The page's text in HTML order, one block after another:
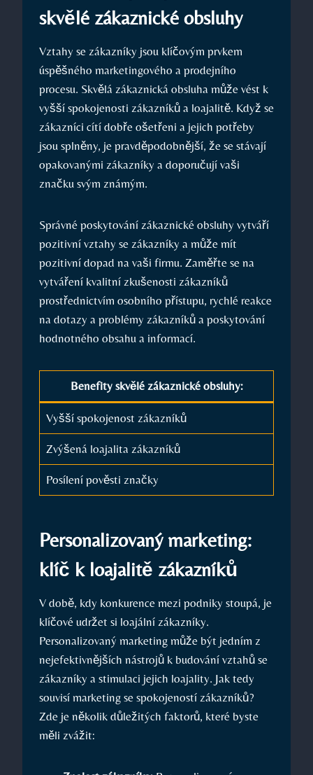
skvělé zákaznické obsluhy
Vztahy se zákazníky jsou klíčovým prvkem
úspěšného marketingového a prodejního
procesu. Skvělá zákaznická obsluha může vést k
vyšší spokojenosti zákazníků a loajalitě. Když se
zákazníci cítí dobře ošetřeni a jejich potřeby
jsou splněny, je pravděpodobnější, že se stávají
opakovanými zákazníky a doporučují vaši
značku svým známým.
Správné poskytování zákaznické obsluhy vytváří
pozitivní vztahy se zákazníky a může mít
pozitivní dopad na vaši firmu. Zaměřte se na
vytváření kvalitní zkušenosti zákazníků
prostřednictvím osobního přístupu, rychlé reakce
na dotazy a problémy zákazníků a poskytování
hodnotného obsahu a informací.
Benefity skvělé zákaznické obsluhy:
Vyšší spokojenost zákazníků
Zvýšená loajalita zákazníků
Posílení pověsti značky
Personalizovaný marketing:
klíč k loajalitě zákazníků
V době, kdy konkurence mezi podniky stoupá, je
klíčové udržet si loajální zákazníky.
Personalizovaný marketing může být jedním z
nejefektivnějších nástrojů k budování vztahů se
zákazníky a stimulaci jejich loajality. Jak tedy
souvisí marketing se spokojeností zákazníků?
Zde je několik důležitých faktorů, které byste
měli zvážit: